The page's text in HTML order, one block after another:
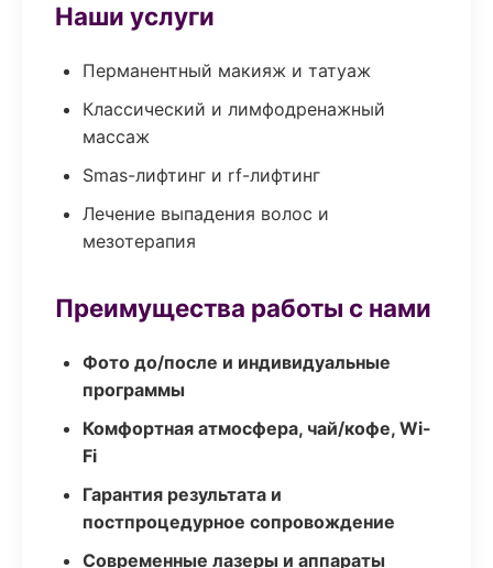
Наши услуги
Перманентный макияж и татуаж
Классический и лимфодренажный
массаж
Smas-лифтинг и rf-лифтинг
Лечение выпадения волос и
мезотерапия
Преимущества работы с нами
Фото до/после и индивидуальные
программы
Комфортная атмосфера, чай/кофе, Wi-
Fi
Гарантия результата и
постпроцедурное сопровождение
Современные лазеры и аппараты